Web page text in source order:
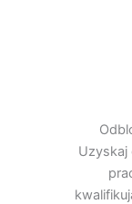
Uzyskaj